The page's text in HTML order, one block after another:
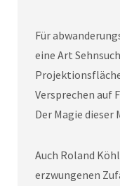
Für
eine Art
Versprechen auf
Der Magie dieser
Auch Roland
erzwungenen